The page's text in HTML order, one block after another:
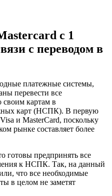
с 1
с переводом в
платежные системы,
перевести все
своим картам в
карт (НСПК). В первую
и MasterCard, поскольку
рынке составляет более
готовы предпринять все
к НСПК. Так, на данный
что все необходимые
в целом не заметят